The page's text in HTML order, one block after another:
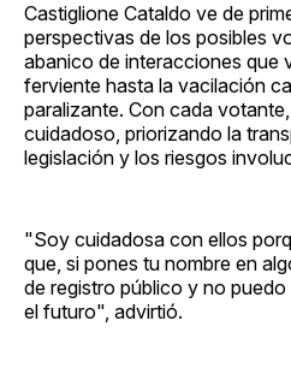
Castiglione Cataldo ve de
perspectivas de los posibles
abanico de interacciones que
ferviente hasta la vacilación
paralizante. Con cada
cuidadoso, priorizando la
legislación y los riesgos
"Soy cuidadosa con ellos
que, si pones tu nombre en
de registro público y no
el futuro", advirtió.